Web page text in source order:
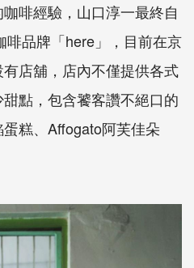
啡經驗，山口淳一最終自
啡品牌「here」，目前在京
店舖，店內不僅提供各式
點，包含饕客讚不絕口的
糕、Affogato阿芙佳朵